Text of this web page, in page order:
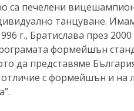
са печелени
танцуване.
г., Братислава през 2000
формейшън
да представяме
с формейшън и на